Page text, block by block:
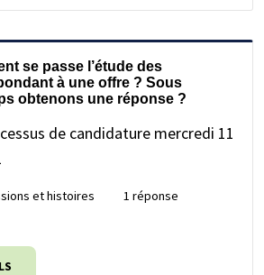
se passe l’étude des
à une offre ? Sous
obtenons une réponse ?
de candidature mercredi 11
et histoires
1 réponse